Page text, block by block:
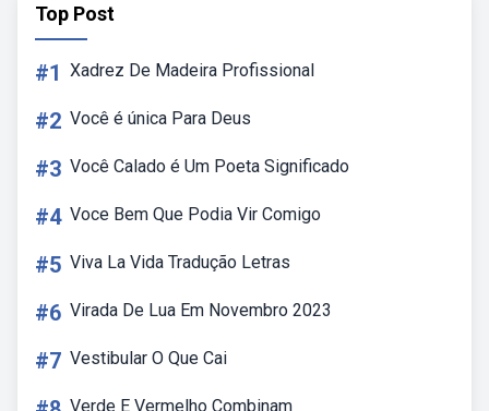
Top Post
#1 Xadrez De Madeira Profissional
#2 Você é única Para Deus
#3 Você Calado é Um Poeta Significado
#4 Voce Bem Que Podia Vir Comigo
#5 Viva La Vida Tradução Letras
#6 Virada De Lua Em Novembro 2023
#7 Vestibular O Que Cai
Verde E Vermelho Combinam